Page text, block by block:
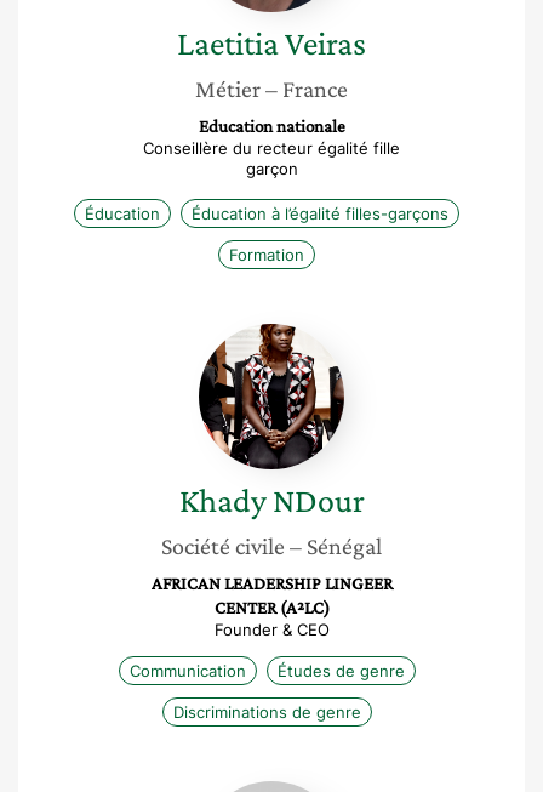
LaetitiaVeiras
Métier– France
Education nationale
Conseillère du recteur égalité fille
garçon
Éducation Éducation à l’égalité filles-garçons
Formation
Khady
NDour
Khady NDour
Société civile – Sénégal
AFRICAN LEADERSHIP LINGEER
CENTER (A²LC)
Founder & CEO
Communication Études de genre
Discriminations de genre